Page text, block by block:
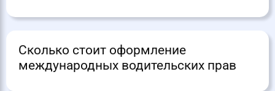
Сколько стоит оформление
международных водительских прав